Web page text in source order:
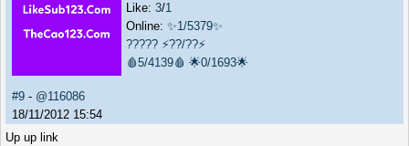
Like: 3/1
Online: ✨1/5379✨
????? ⚡??/??⚡
🩸5/4139🩸 🌟0/1693🌟
#9 - @116086
18/11/2012 15:54
Up up link